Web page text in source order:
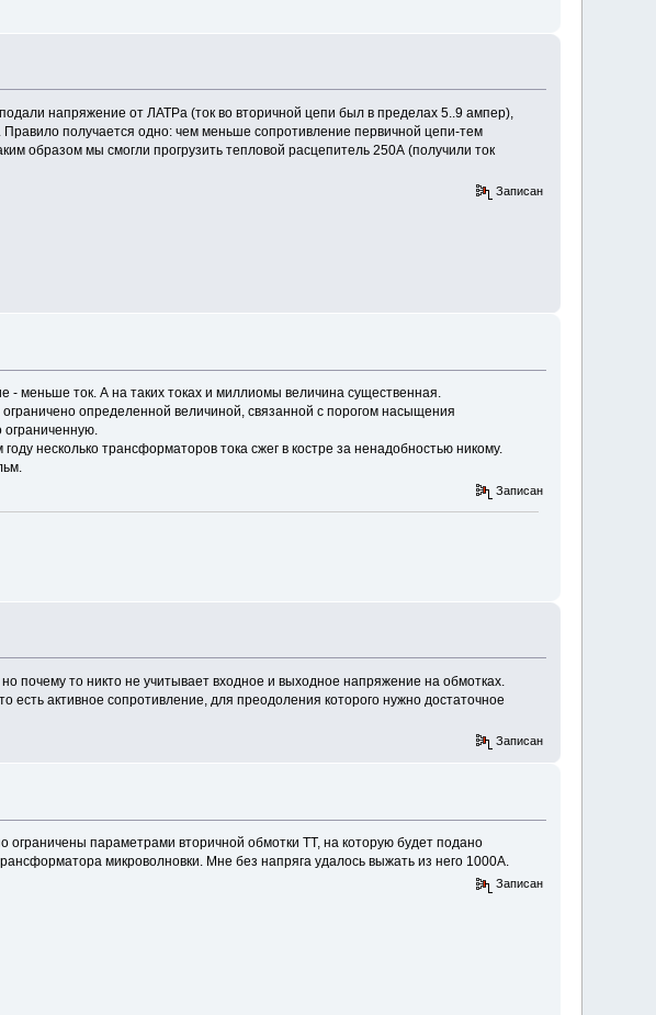
напряжение от ЛАТРа (ток во вторичной цепи был в пределах 5..9 ампер),
получается одно: чем меньше сопротивление первичной цепи-тем
образом мы смогли прогрузить тепловой расцепитель 250А (получили ток
Записан
- меньше ток. А на таких токах и миллиомы величина существенная.
определенной величиной, связанной с порогом насыщения
ограниченную.
несколько трансформаторов тока сжег в костре за ненадобностью никому.
Записан
почему то никто не учитывает входное и выходное напряжение на обмотках.
активное сопротивление, для преодоления которого нужно достаточное
Записан
параметрами вторичной обмотки ТТ, на которую будет подано
микроволновки. Мне без напряга удалось выжать из него 1000А.
Записан